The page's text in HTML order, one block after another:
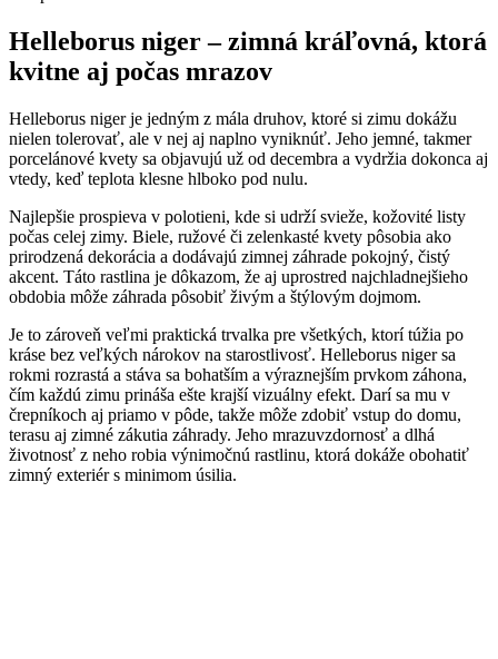
Helleborus niger – zimná kráľovná, ktorá
kvitne aj počas mrazov
Helleborus niger je jedným z mála druhov, ktoré si zimu dokážu
nielen tolerovať, ale v nej aj naplno vyniknúť. Jeho jemné, takmer
porcelánové kvety sa objavujú už od decembra a vydržia dokonca aj
vtedy, keď teplota klesne hlboko pod nulu.
Najlepšie prospieva v polotieni, kde si udrží svieže, kožovité listy
počas celej zimy. Biele, ružové či zelenkasté kvety pôsobia ako
prirodzená dekorácia a dodávajú zimnej záhrade pokojný, čistý
akcent. Táto rastlina je dôkazom, že aj uprostred najchladnejšieho
obdobia môže záhrada pôsobiť živým a štýlovým dojmom.
Je to zároveň veľmi praktická trvalka pre všetkých, ktorí túžia po
kráse bez veľkých nárokov na starostlivosť. Helleborus niger sa
rokmi rozrastá a stáva sa bohatším a výraznejším prvkom záhona,
čím každú zimu prináša ešte krajší vizuálny efekt. Darí sa mu v
črepníkoch aj priamo v pôde, takže môže zdobiť vstup do domu,
terasu aj zimné zákutia záhrady. Jeho mrazuvzdornosť a dlhá
životnosť z neho robia výnimočnú rastlinu, ktorá dokáže obohatiť
zimný exteriér s minimom úsilia.